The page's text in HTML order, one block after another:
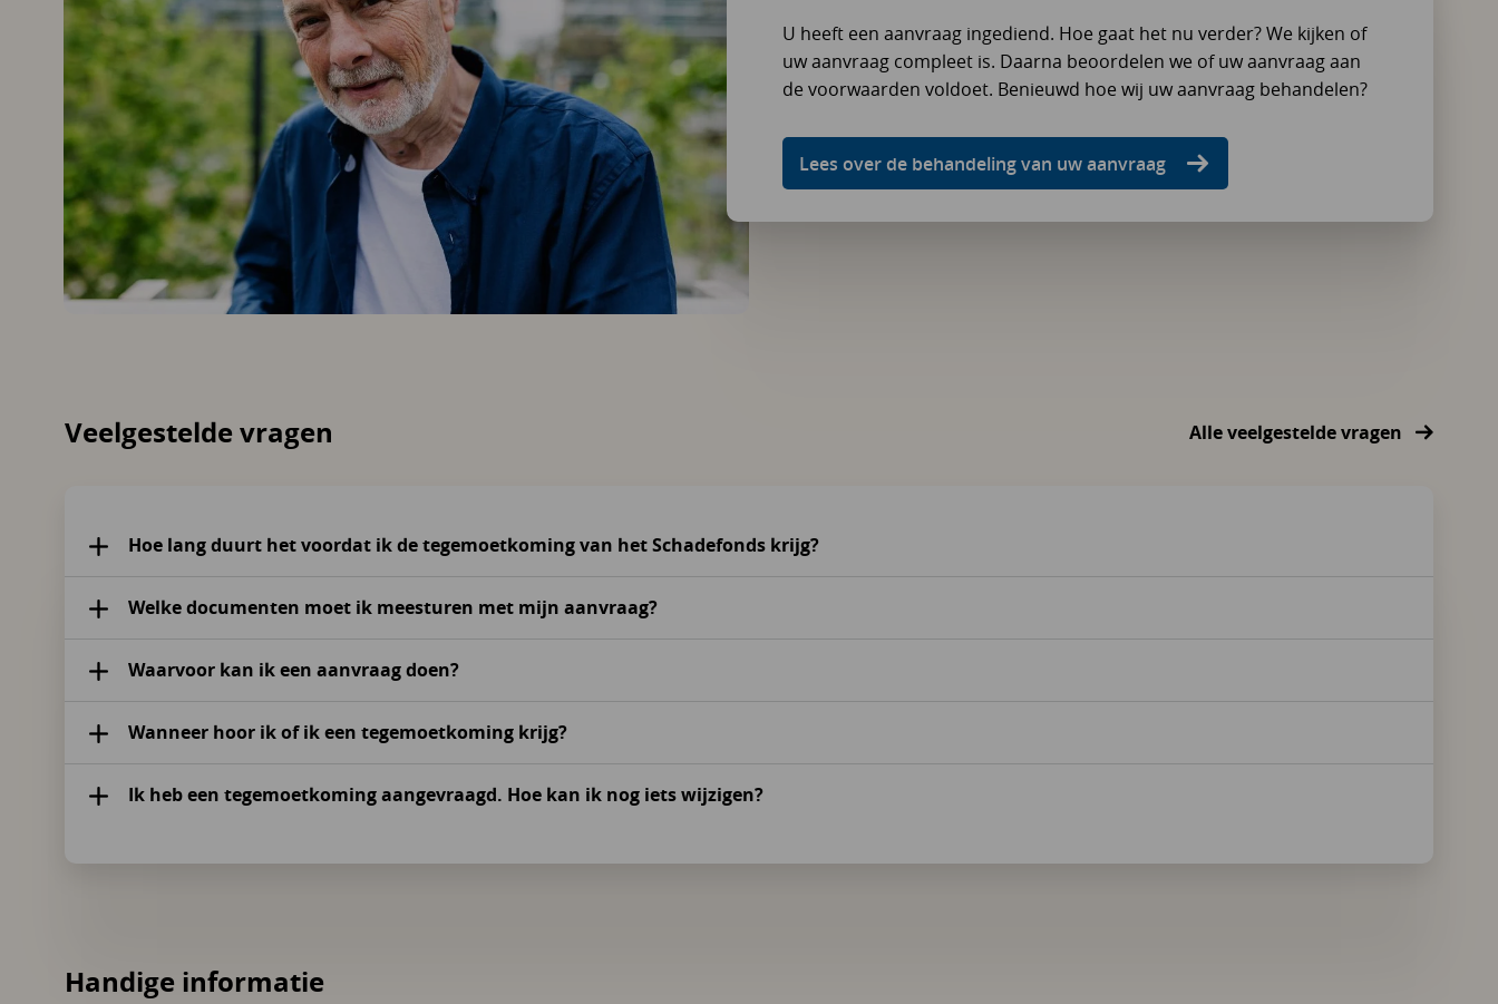
U heeft een aanvraag ingediend. Hoe gaat het nu verder? We kijken of
uw aanvraag compleet is. Daarna beoordelen we of uw aanvraag aan
de voorwaarden voldoet. Benieuwd hoe wij uw aanvraag behandelen?
Lees over de behandeling van uw aanvraag
Veelgestelde vragen Alle veelgestelde vragen
Hoe lang duurt het voordat ik de tegemoetkoming van het Schadefonds krijg?
Welke documenten moet ik meesturen met mijn aanvraag?
Waarvoor kan ik een aanvraag doen?
Wanneer hoor ik of ik een tegemoetkoming krijg?
Ik heb een tegemoetkoming aangevraagd. Hoe kan ik nog iets wijzigen?
Handige informatie